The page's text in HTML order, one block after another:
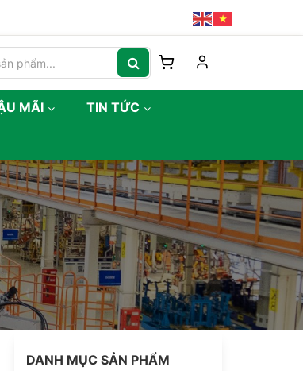
MÃI TIN TỨC
DANH MỤC SẢN PHẨM